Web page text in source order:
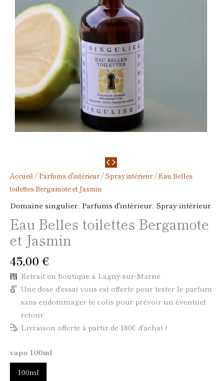
Accueil /Parfums d'intérieur/Spray intérieur/ Eau Belles
toilettes Bergamote et Jasmin
Domaine singulier Parfums d'intérieur Spray intérieur
Eau Belles toilettes Bergamote
et Jasmin
45,00 €
Retrait en boutique à Lagny-sur-Marne
Une dose d'essai vous est offerte pour tester le parfum
sans endommager le colis pour prévoir un éventuel
retour
Livraison offerte à partir de 180€ d'achat !
vapo 100ml
100ml
Bergamote
et